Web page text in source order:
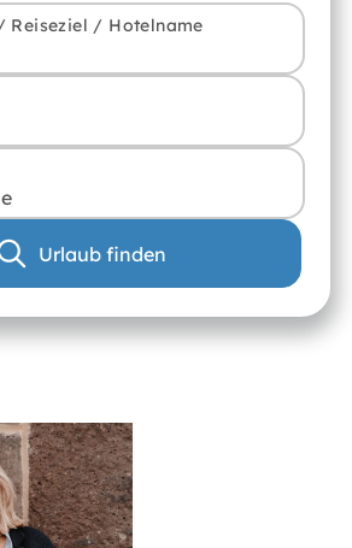
Reiseziel / Hotelname
Urlaub finden